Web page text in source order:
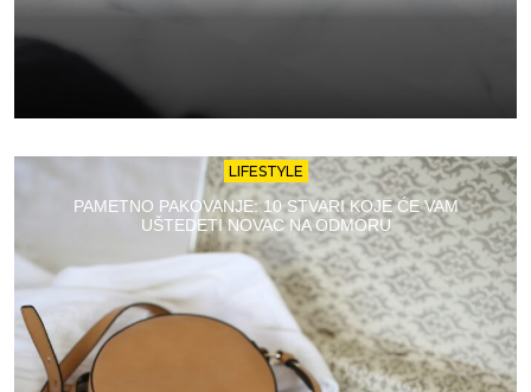
LIFESTYLE
PAMETNO PAKOVANJE: 10 STVARI KOJE ĆE VAM
UŠTEDETI NOVAC NA ODMORU